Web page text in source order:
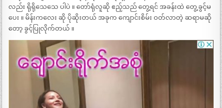
လည်း ရိုရိုသေသေ ပါပဲ ။ တော်ရုံလူဆို ဧည့်သည် တွေ့ရင် အခန်းထဲ တွေ့ခွင့်မ
ပေး ။ မိန်းကလေး ဆို ပိုဆိုးတယ် အခုက ကျောင်းစိမ်း ဝတ်လာတဲ့ ဆရာမဆို
တော့ ခွင့်ပြုလိုက်တယ် ။